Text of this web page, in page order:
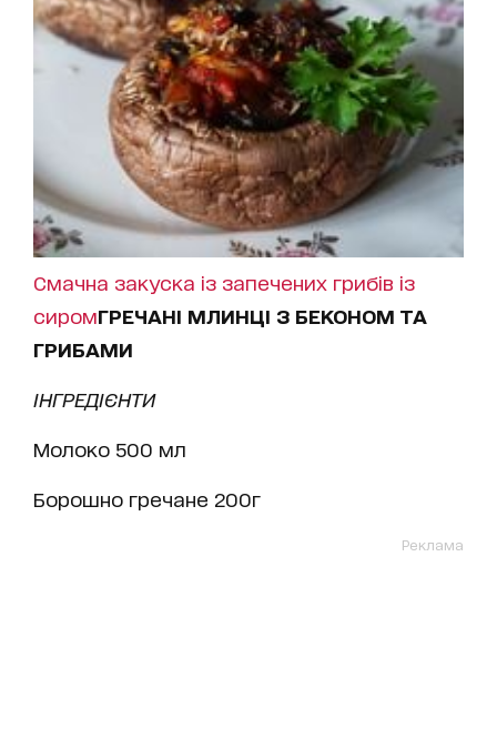
Смачна закуска із запечених грибів із
сиромГРЕЧАНІ МЛИНЦІ З БЕКОНОМ ТА
ГРИБАМИ
ІНГРЕДІЄНТИ
Молоко 500 мл
Борошно гречане 200г
Реклама